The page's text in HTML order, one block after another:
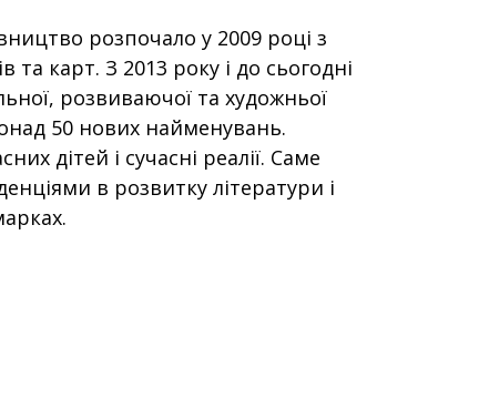
розпочало у 2009 році з
та карт. З 2013 року і до сьогодні
розвиваючої та художньої
50 нових найменувань.
дітей і сучасні реалії. Саме
в розвитку літератури і